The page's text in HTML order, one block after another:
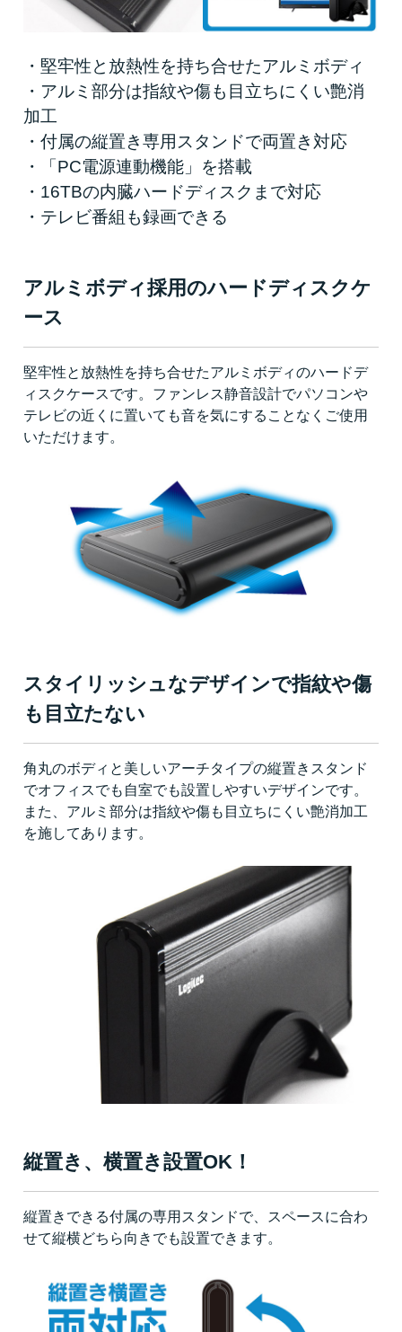
・堅牢性と放熱性を持ち合せたアルミボディ
・アルミ部分は指紋や傷も目立ちにくい艶消
加工
・付属の縦置き専用スタンドで両置き対応
・「PC電源連動機能」を搭載
・16TBの内臓ハードディスクまで対応
・テレビ番組も録画できる
アルミボディ採用のハードディスクケ
ース
堅牢性と放熱性を持ち合せたアルミボディのハードデ
ィスクケースです。ファンレス静音設計でパソコンや
テレビの近くに置いても音を気にすることなくご使用
いただけます。
スタイリッシュなデザインで指紋や傷
も目立たない
角丸のボディと美しいアーチタイプの縦置きスタンド
でオフィスでも自室でも設置しやすいデザインです。
また、アルミ部分は指紋や傷も目立ちにくい艶消加工
を施してあります。
縦置き、横置き設置OK！
縦置きできる付属の専用スタンドで、スペースに合わ
せて縦横どちら向きでも設置できます。